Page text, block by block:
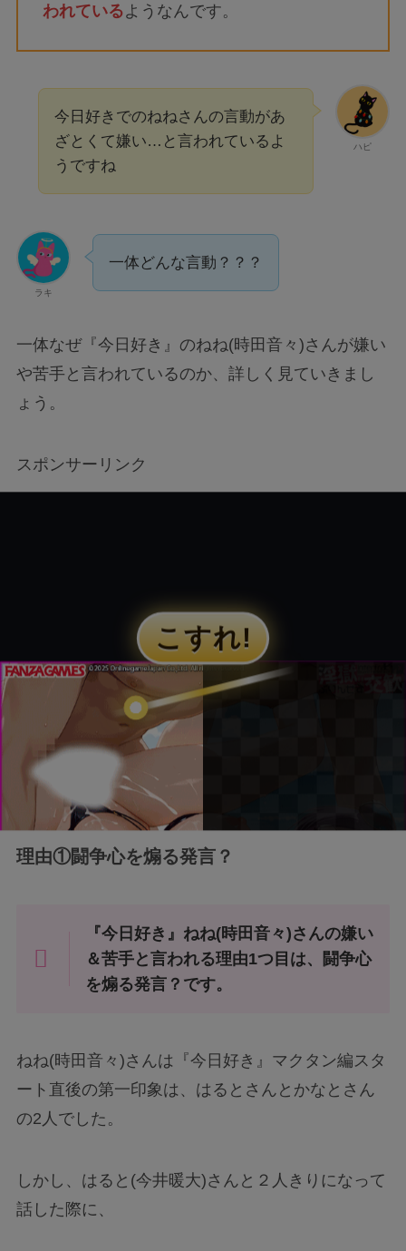
われているようなんです。
ハピ
今日好きでのねねさんの言動があ
ざとくて嫌い…と言われているよ
うですね
ラキ
一体どんな言動？？？
一体なぜ『今日好き』のねね(時田音々)さんが嫌い
や苦手と言われているのか、詳しく見ていきまし
ょう。
スポンサーリンク
理由①闘争心を煽る発言？
『今日好き』ねね(時田音々)さんの嫌い
＆苦手と言われる理由1つ目は、闘争心
を煽る発言？です。
ねね(時田音々)さんは『今日好き』マクタン編スタ
ート直後の第一印象は、はるとさんとかなとさん
の2人でした。
しかし、はると(今井暖大)さんと２人きりになって
話した際に、